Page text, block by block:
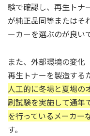
験で確認し、再生トナ
が純正品同等またはそ
ーカーを選ぶのが良い
また、外部環境の変化
再生トナーを製造する
人工的に冬場と夏場の
刷試験を実施して通年
を行っているメーカー
す。